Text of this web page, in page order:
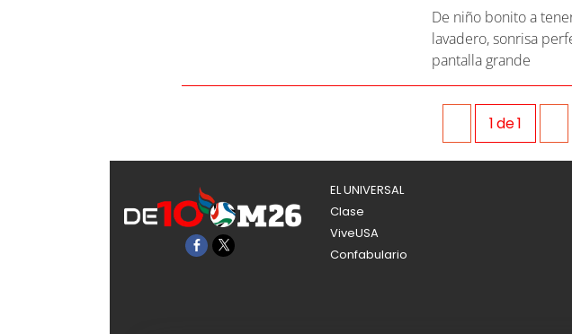
De niño bonito a
lavadero, sonrisa
pantalla grande
1de1
EL UNIVERSAL
Clase
ViveUSA
Confabulario